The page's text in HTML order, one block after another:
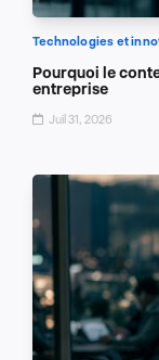
Technologies et
Pourquoi le
entreprise
Juil 31, 2026